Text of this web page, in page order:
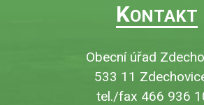
KONTAKT
Obecní úřad
533 11
tel./fax 466 936